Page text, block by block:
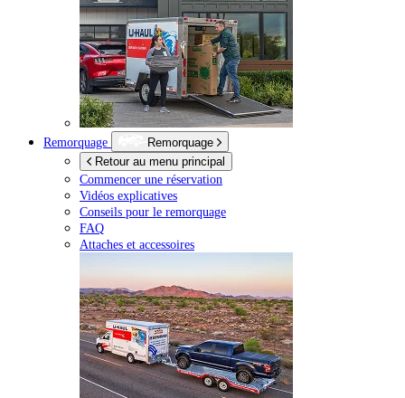
Remorquage
Remorquage
Retour au menu principal
Commencer une réservation
Vidéos explicatives
Conseils pour le remorquage
FAQ
Attaches et accessoires